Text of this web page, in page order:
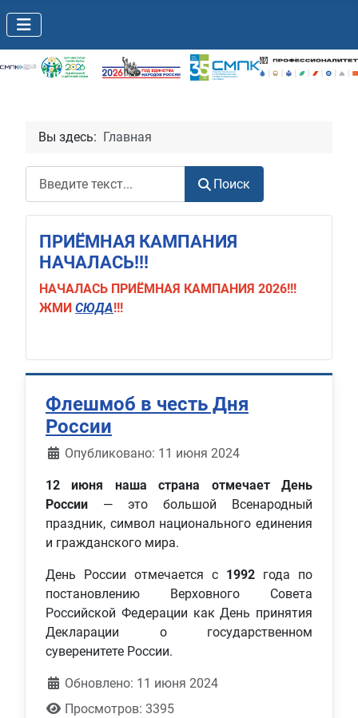
Вы здесь: Главная
Поиск
ПРИЁМНАЯ КАМПАНИЯ
НАЧАЛАСЬ!!!
НАЧАЛАСЬ ПРИЁМНАЯ КАМПАНИЯ 2026!!!
ЖМИ СЮДА!!!
Флешмоб в честь Дня
России
Информация о материале
Опубликовано: 11 июня 2024
12 июня наша страна отмечает День
России — это большой Всенародный
праздник, символ национального единения
и гражданского мира.
День России отмечается с 1992 года по
постановлению Верховного Совета
Российской Федерации как День принятия
Декларации о государственном
суверенитете России.
Обновлено: 11 июня 2024
Просмотров: 3395